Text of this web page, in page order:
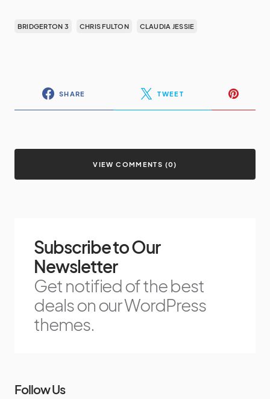
BRIDGERTON 3 CHRIS FULTON CLAUDIA JESSIE
SHARE TWEET
VIEW COMMENTS (0)
Subscribe to Our
Newsletter
Get notified of the best
deals on our WordPress
themes.
Follow Us